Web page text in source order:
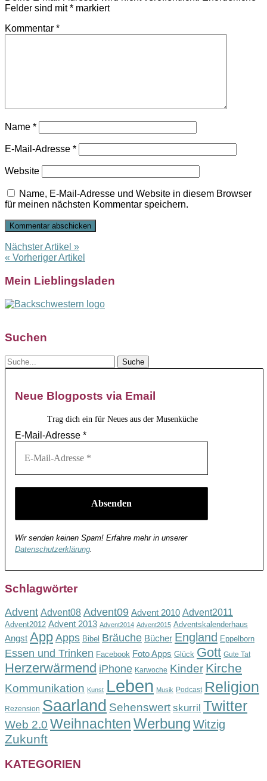
Felder sind mit* markiert
Kommentar *
Name *
E-Mail-Adresse *
Website
Name, E-Mail-Adresse und Website in diesem Browser
für meinen nächsten Kommentar speichern.
Nächster Artikel »
« Vorheriger Artikel
Mein Lieblingsladen
Suchen
Neue Blogposts via Email
Trag dich ein für Neues aus der Musenküche
E-Mail-Adresse *
Wir senden keinen Spam! Erfahre mehr in unserer
Datenschutzerklärung
Schlagwörter
Advent Advent08 Advent09 Advent 2010 Advent2011
Advent2012 Advent 2013 Advent2014 Advent2015 Adventskalenderhaus
Angst App Apps Bibel Bräuche Bücher England Eppelborn
Essen und Trinken Facebook Foto Apps Glück Gott Gute Tat
Herzerwärmend iPhone Karwoche Kinder Kirche
Kommunikation Kunst Leben Musik Podcast Religion
Rezension Saarland Sehenswert skurril Twitter
Web 2.0 WeihnachtenWerbung Witzig
Zukunft
KATEGORIEN